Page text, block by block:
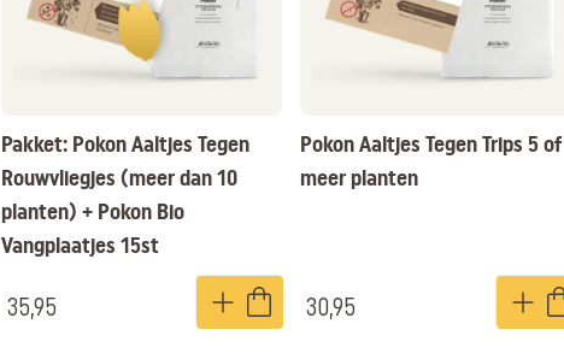
Pakket: Pokon Aaltjes Tegen
Rouwvliegjes (meer dan 10
planten) + Pokon Bio
Vangplaatjes 15st
35,95
Pokon Aaltjes Tegen Trips 5 of
meer planten
30,95